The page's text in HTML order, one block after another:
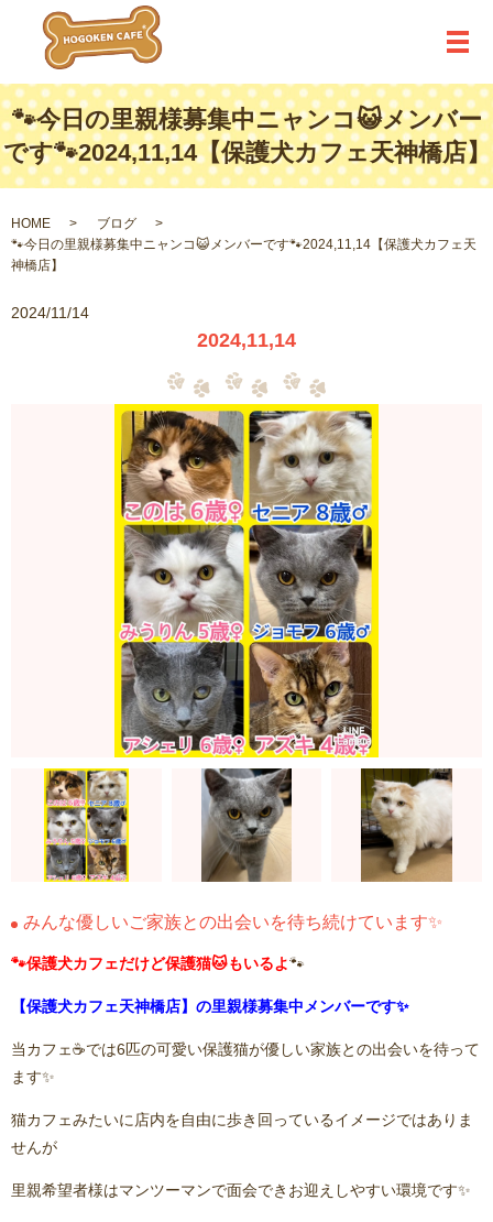
メ
🐾今日の里親様募集中ニャンコ😺メンバー
です🐾2024,11,14【保護犬カフェ天神橋店】
HOME
ブログ
🐾今日の里親様募集中ニャンコ😺メンバーです🐾2024,11,14【保護犬カフェ天
神橋店】
2024/11/14
2024,11,14
みんな優しいご家族との出会いを待ち続けています✨
🐾保護犬カフェだけど保護猫🐱もいるよ🐾
【保護犬カフェ天神橋店】の里親様募集中メンバーです✨
当カフェ☕️では6匹の可愛い保護猫が優しい家族との出会いを待って
ます✨
猫カフェみたいに店内を自由に歩き回っているイメージではありま
せんが
里親希望者様はマンツーマンで面会できお迎えしやすい環境です✨